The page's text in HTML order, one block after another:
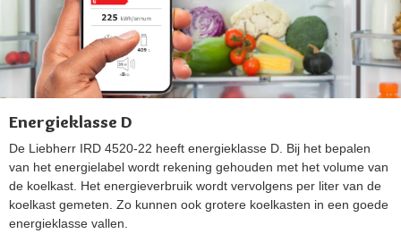
Energieklasse D
De Liebherr IRD 4520-22 heeft energieklasse D. Bij het bepalen
van het energielabel wordt rekening gehouden met het volume van
de koelkast. Het energieverbruik wordt vervolgens per liter van de
koelkast gemeten. Zo kunnen ook grotere koelkasten in een goede
energieklasse vallen.